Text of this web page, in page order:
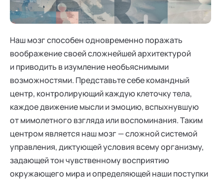
Наш мозг способен одновременно поражать
воображение своей сложнейшей архитектурой
и приводить в изумление необъяснимыми
возможностями. Представьте себе командный
центр, контролирующий каждую клеточку тела,
каждое движение мысли и эмоцию, вспыхнувшую
от мимолетного взгляда или воспоминания. Таким
центром является наш мозг — сложной системой
управления, диктующей условия всему организму,
задающей тон чувственному восприятию
окружающего мира и определяющей наши поступки
Профессионалам
Поддержка
Режим работы и тп